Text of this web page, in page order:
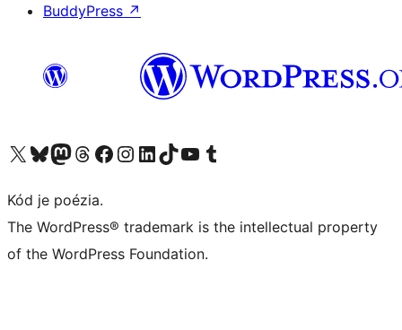
BuddyPress ↗
Navštívte náš účet na X (predtým Twitter)
Navštívte náš účet na platforme Bluesky
Navštívte náš účet na Mastodone
Navštívte náš účet na platforme Threads
Navštívte našu stránku na Facebooku
Navštívte náš účet Instagram
Navštívte náš účet LinkedIn
Navštívte náš účet na platforme TikTok
Navštívte náš kanál YouTube
Navštívte náš účet na platforme Tumblr
Kód je poézia.
The WordPress® trademark is the intellectual property
of the WordPress Foundation.